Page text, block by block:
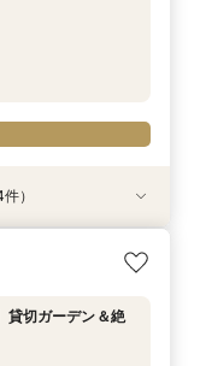
レス＆挙式料プレ
式＆会食Newプラ
で安心！気軽によ
】オンラインで会
）
貸切ガーデン＆絶